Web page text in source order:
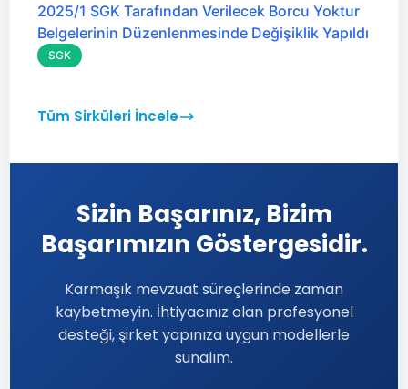
2025/1 SGK Tarafından Verilecek Borcu Yoktur
Belgelerinin Düzenlenmesinde Değişiklik Yapıldı
SGK
Tüm Sirküleri İncele
Sizin Başarınız, Bizim
Başarımızın Göstergesidir.
Karmaşık mevzuat süreçlerinde zaman
kaybetmeyin. İhtiyacınız olan profesyonel
desteği, şirket yapınıza uygun modellerle
sunalım.